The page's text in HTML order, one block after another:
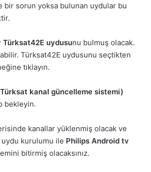
bir sorun yoksa bulunan uydular bu
uydusunu bulmuş olacak.
Türksat42E uydusunu seçtikten
tıklayın.
kanal güncelleme sistemi)
bekleyin.
kanallar yüklenmiş olacak ve
kurulumu ile Philips Android tv
bitirmiş olacaksınız.